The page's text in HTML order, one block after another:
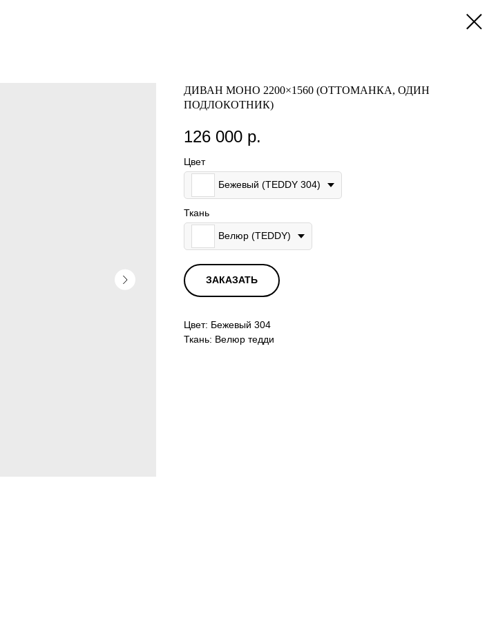
ДИВАН МОНО 2200×1560 (ОТТОМАНКА, ОДИН
ПОДЛОКОТНИК)
126 000 р.
Цвет
Бежевый (TEDDY 304)
Ткань
Велюр (TEDDY)
ЗАКАЗАТЬ
Цвет: Бежевый 304
Ткань: Велюр тедди